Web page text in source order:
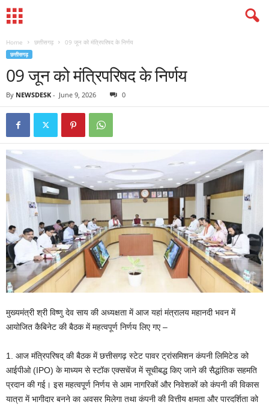
Home छत्तीसगढ़ 09 जून को मंत्रिपरिषद के निर्णय
छत्तीसगढ़
09 जून को मंत्रिपरिषद के निर्णय
By NEWSDESK - June 9, 2026 0
मुख्यमंत्री श्री विष्णु देव साय की अध्यक्षता में आज यहां मंत्रालय महानदी भवन में
आयोजित कैबिनेट की बैठक में महत्वपूर्ण निर्णय लिए गए –
1. आज मंत्रिपरिषद् की बैठक में छत्तीसगढ़ स्टेट पावर ट्रांसमिशन कंपनी लिमिटेड को
आईपीओ (IPO) के माध्यम से स्टॉक एक्सचेंज में सूचीबद्ध किए जाने की सैद्धांतिक सहमति
प्रदान की गई। इस महत्वपूर्ण निर्णय से आम नागरिकों और निवेशकों को कंपनी की विकास
यात्रा में भागीदार बनने का अवसर मिलेगा तथा कंपनी की वित्तीय क्षमता और पारदर्शिता को